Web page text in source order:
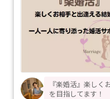
『楽婚活』楽しく
を目指してます！